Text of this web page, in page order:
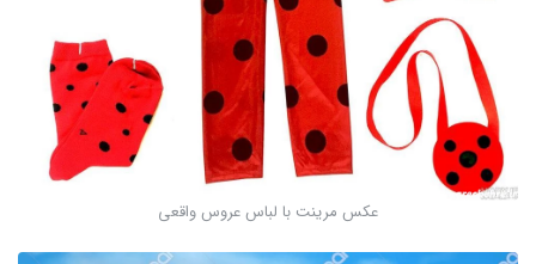
عکس مرینت با لباس عروس واقعی